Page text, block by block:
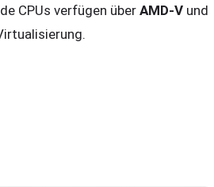
CPUs verfügen über AMD-V und